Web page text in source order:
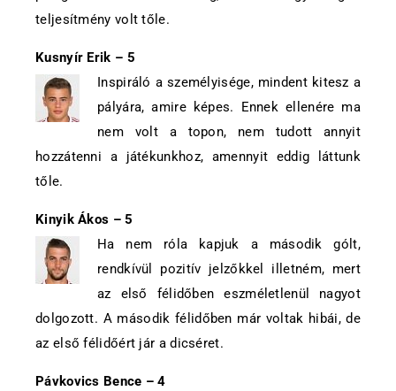
teljesítmény volt tőle.
Kusnyír Erik – 5
Inspiráló a személyisége, mindent kitesz a
pályára, amire képes. Ennek ellenére ma
nem volt a topon, nem tudott annyit
hozzátenni a játékunkhoz, amennyit eddig láttunk
tőle.
Kinyik Ákos – 5
Ha nem róla kapjuk a második gólt,
rendkívül pozitív jelzőkkel illetném, mert
az első félidőben eszméletlenül nagyot
dolgozott. A második félidőben már voltak hibái, de
az első félidőért jár a dicséret.
Pávkovics Bence – 4